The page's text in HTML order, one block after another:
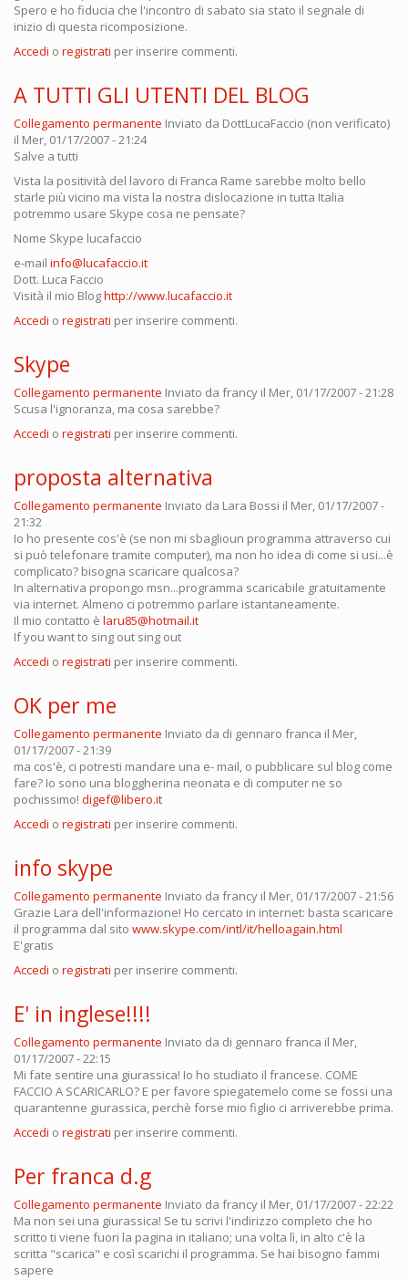
Spero e ho fiducia che l'incontro di sabato sia stato il segnale di
inizio di questa ricomposizione.
Accedi o registrati per inserire commenti.
A TUTTI GLI UTENTI DEL BLOG
Collegamento permanente Inviato da DottLucaFaccio (non verificato)
il Mer, 01/17/2007 - 21:24
Salve a tutti
Vista la positività del lavoro di Franca Rame sarebbe molto bello
starle più vicino ma vista la nostra dislocazione in tutta Italia
potremmo usare Skype cosa ne pensate?
Nome Skype lucafaccio
e-mail info@lucafaccio.it
Dott. Luca Faccio
Visità il mio Bloghttp://www.lucafaccio.it
Accedi o registrati per inserire commenti.
Skype
Collegamento permanente Inviato da francy il Mer, 01/17/2007 - 21:28
Scusa l'ignoranza, ma cosa sarebbe?
Accedi o registrati per inserire commenti.
proposta alternativa
Collegamento permanente Inviato da Lara Bossi il Mer, 01/17/2007 -
21:32
Io ho presente cos'è (se non mi sbaglioun programma attraverso cui
si può telefonare tramite computer), ma non ho idea di come si usi...è
complicato? bisogna scaricare qualcosa?
In alternativa propongo msn...programma scaricabile gratuitamente
via internet. Almeno ci potremmo parlare istantaneamente.
Il mio contatto è laru85@hotmail.it
If you want to sing out sing out
Accedi o registrati per inserire commenti.
OK per me
Collegamento permanente Inviato da di gennaro franca il Mer,
01/17/2007 - 21:39
ma cos'è, ci potresti mandare una e- mail, o pubblicare sul blog come
fare? Io sono una bloggherina neonata e di computer ne so
pochissimo! digef@libero.it
Accedi o registrati per inserire commenti.
info skype
Collegamento permanente Inviato da francy il Mer, 01/17/2007 - 21:56
Grazie Lara dell'informazione! Ho cercato in internet: basta scaricare
il programma dal sito www.skype.com/intl/it/helloagain.html
E'gratis
Accedi o registrati per inserire commenti.
E' in inglese!!!!
Collegamento permanente Inviato da di gennaro franca il Mer,
01/17/2007 - 22:15
Mi fate sentire una giurassica! Io ho studiato il francese. COME
FACCIO A SCARICARLO? E per favore spiegatemelo come se fossi una
quarantenne giurassica, perchè forse mio figlio ci arriverebbe prima.
Accedi o registrati per inserire commenti.
Per franca d.g
Collegamento permanente Inviato da francy il Mer, 01/17/2007 - 22:22
Ma non sei una giurassica! Se tu scrivi l'indirizzo completo che ho
scritto ti viene fuori la pagina in italiano; una volta lì, in alto c'è la
scritta "scarica" e così scarichi il programma. Se hai bisogno fammi
sapere